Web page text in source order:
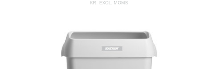
KR. EXCL. MOMS